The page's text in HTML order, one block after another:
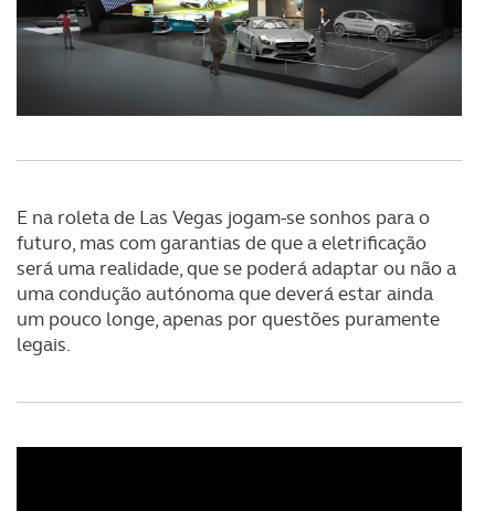
utilização do nosso site de publicidade e de análise, com
parceiros e organizações na UE e em países terceiros.
consentimento e quando tal se afigure estritamente
Realçamos que o bloqueio de certo tipo de Cookies e
tecnologias similares pode ter impacto na sua
experiência de navegação no Website e nos serviços
disponibilizados.
E na roleta de Las Vegas jogam-se sonhos para o
futuro, mas com garantias de que a eletrificação
será uma realidade, que se poderá adaptar ou não a
uma condução autónoma que deverá estar ainda
um pouco longe, apenas por questões puramente
legais.